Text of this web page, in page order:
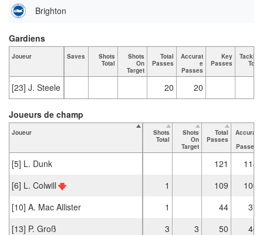
Brighton
Joueur Saves
Shots
Total
Shots
On
Target
Total
Passes
Accurat
e
Passes
Key
Passes
Tackles
Total
[23] J. Steele 20 20
Gardiens
Joueur
Shots
Total
Shots
On
Target
Total
Passes
Accurat
Passes
[5] L. Dunk 121
114
[6] L. Colwill
1 109
100
[10] A. Mac Allister
1 44
37
[13] P. Groß
3 3 50
46
Joueurs de champ